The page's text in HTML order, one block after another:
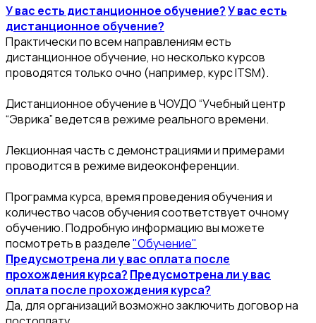
У вас есть дистанционное обучение?У вас есть
дистанционное обучение?
Практически по всем направлениям есть
дистанционное обучение, но несколько курсов
проводятся только очно (например, курс ITSM).
Дистанционное обучение в ЧОУДО “Учебный центр
“Эврика” ведется в режиме реального времени.
Лекционная часть с демонстрациями и примерами
проводится в режиме видеоконференции.
Программа курса, время проведения обучения и
количество часов обучения соответствует очному
обучению. Подробную информацию вы можете
посмотреть в разделе"Обучение"
Предусмотрена ли у вас оплата после
прохождения курса? Предусмотрена ли у вас
оплата после прохождения курса?
Да, для организаций возможно заключить договор на